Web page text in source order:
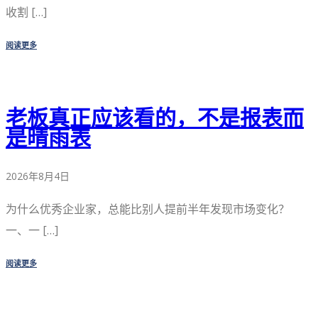
收割 […]
阅读更多
老板真正应该看的，不是报表而
是晴雨表
2026年8月4日
为什么优秀企业家，总能比别人提前半年发现市场变化？
一、一 […]
阅读更多